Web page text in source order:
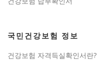
국민건강보험 정보
건강보험 자격득실확인서란?